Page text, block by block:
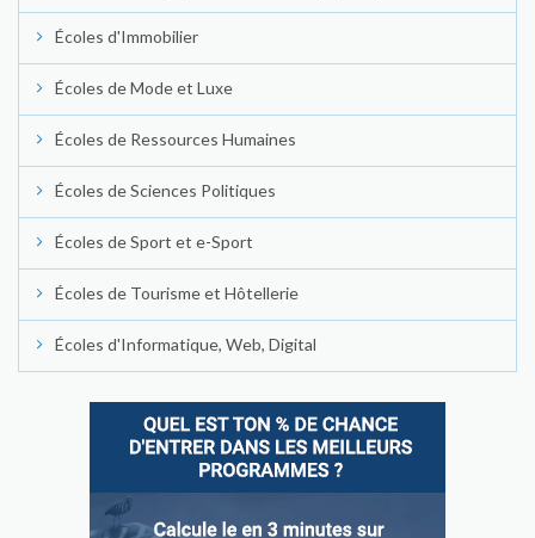
Écoles d'Immobilier
Écoles de Mode et Luxe
Écoles de Ressources Humaines
Écoles de Sciences Politiques
Écoles de Sport et e-Sport
Écoles de Tourisme et Hôtellerie
Écoles d'Informatique, Web, Digital